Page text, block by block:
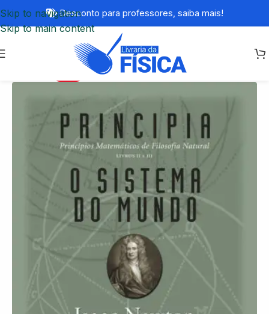
Skip to navigation
Skip to main content
Desconto para professores, saiba mais!